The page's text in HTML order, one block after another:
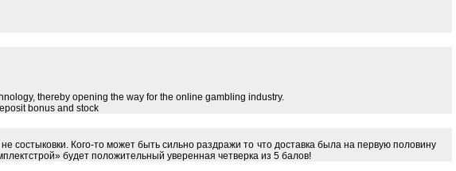
thereby opening the way for the online gambling industry.
bonus and stock
состыковки. Кого-то может быть сильно раздражи то что доставка была на первую половину
будет положительный уверенная четверка из 5 балов!